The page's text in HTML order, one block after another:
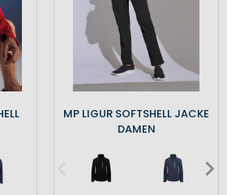
MP LIGUR SOFTSHELL JACKE
DAMEN